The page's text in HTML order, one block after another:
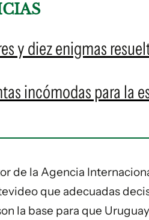
y diez enigmas
incómodas para la
de la Agencia
que adecuadas
la base para que